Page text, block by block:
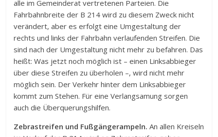
alle im Gemeinderat vertretenen Parteien. Die
Fahrbahnbreite der B 214 wird zu diesem Zweck nicht
verändert, aber es erfolgt eine Umgestaltung der
rechts und links der Fahrbahn verlaufenden Streifen. Die
sind nach der Umgestaltung nicht mehr zu befahren. Das
heißt: Was jetzt noch möglich ist – einen Linksabbieger
über diese Streifen zu überholen –, wird nicht mehr
möglich sein. Der Verkehr hinter dem Linksabbieger
kommt zum Stehen. Für eine Verlangsamung sorgen
auch die Überquerungshilfen.
Zebrastreifen und Fußgängerampeln.An allen Kreiseln